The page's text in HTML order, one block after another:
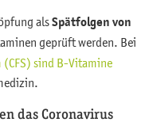
alsSpätfolgen von
geprüft werden. Bei
sind B-Vitamine
das Coronavirus